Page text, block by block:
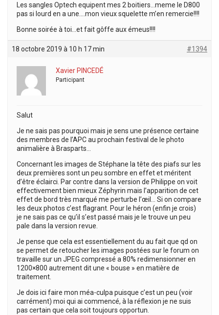
Les sangles Optech equipent mes 2 boitiers…meme le D800
pas si lourd en a une….mon vieux squelette m’en remercie!!!!
Bonne soirée à toi…et fait gôffe aux émeus!!!!
18 octobre 2019 à 10 h 17 min #1394
Xavier PINCEDÉ
Participant
Salut
Je ne sais pas pourquoi mais je sens une présence certaine
des membres de l’APC au prochain festival de le photo
animalière à Brasparts…
Concernant les images de Stéphane la tête des piafs sur les
deux premières sont un peu sombre en effet et méritent
d’être éclairci. Par contre dans la version de Philippe on voit
effectivement bien mieux Zéphyrin mais l’apparition de cet
effet de bord très marqué me perturbe l’œil… Si on compare
les deux photos c’est flagrant. Pour le héron (enfin je crois)
je ne sais pas ce qu’il s’est passé mais je le trouve un peu
pale dans la version revue.
Je pense que cela est essentiellement du au fait que qd on
se permet de retoucher les images postées sur le forum on
travaille sur un JPEG compressé a 80% redimensionner en
1200×800 autrement dit une « bouse » en matière de
traitement.
Je dois ici faire mon méa-culpa puisque c’est un peu (voir
carrément) moi qui ai commencé, à la réflexion je ne suis
pas certain que cela soit toujours opportun.